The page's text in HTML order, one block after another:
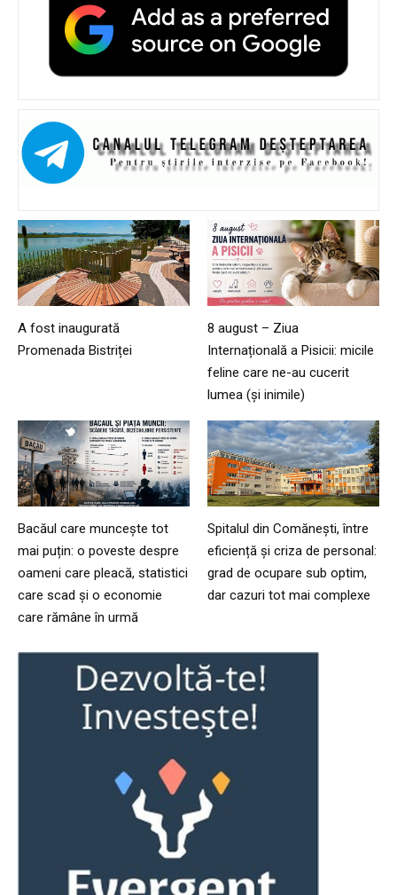
A fost inaugurată
Promenada Bistriței
8 august – Ziua
Internațională a Pisicii: micile
feline care ne-au cucerit
lumea (și inimile)
Bacăul care muncește tot
mai puțin: o poveste despre
oameni care pleacă, statistici
care scad și o economie
care rămâne în urmă
Spitalul din Comănești, între
eficiență și criza de personal:
grad de ocupare sub optim,
dar cazuri tot mai complexe